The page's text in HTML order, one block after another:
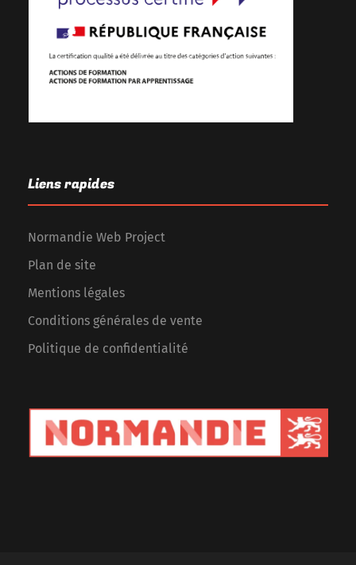
Liens rapides
Normandie Web Project
Plan de site
Mentions légales
Conditions générales de vente
Politique de confidentialité